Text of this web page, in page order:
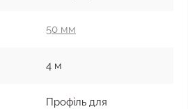
50 мм
4 м
Профіль для